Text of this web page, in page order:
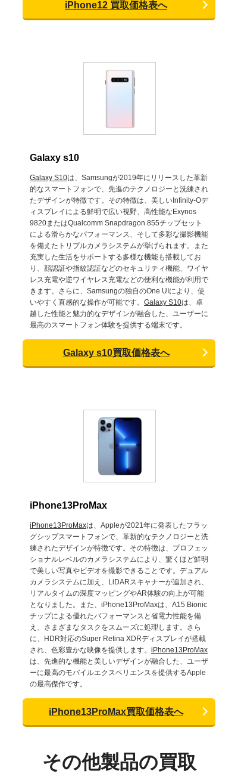
iPhone12 買取価格表へ
Galaxy s10
Galaxy S10は、Samsungが2019年にリリースした革新
的なスマートフォンで、先進のテクノロジーと洗練され
たデザインが特徴です。その特徴は、美しいInfinity-Oデ
ィスプレイによる鮮明で広い視野、高性能なExynos
9820またはQualcomm Snapdragon 855チップセット
による滑らかなパフォーマンス、そして多彩な撮影機能
を備えたトリプルカメラシステムが挙げられます。また
充実した生活をサポートする多様な機能も搭載してお
り、顔認証や指紋認証などのセキュリティ機能、ワイヤ
レス充電や逆ワイヤレス充電などの便利な機能が利用で
きます。さらに、Samsungの独自のOne UIにより、使
いやすく直感的な操作が可能です。 Galaxy S10は、卓
越した性能と魅力的なデザインが融合した、ユーザーに
最高のスマートフォン体験を提供する端末です。
Galaxy s10買取価格表へ
iPhone13ProMax
iPhone13ProMaxは、Appleが2021年に発表したフラッ
グシップスマートフォンで、革新的なテクノロジーと洗
練されたデザインが特徴です。その特徴は、プロフェッ
ショナルレベルのカメラシステムにより、驚くほど鮮明
で美しい写真やビデオを撮影できることです。デュアル
カメラシステムに加え、LiDARスキャナーが追加され、
リアルタイムの深度マッピングやAR体験の向上が可能
となりました。また、iPhone13ProMaxは、A15 Bionic
チップによる優れたパフォーマンスと省電力性能を備
え、さまざまなタスクをスムーズに処理します。さら
に、HDR対応のSuper Retina XDRディスプレイが搭載
され、色彩豊かな映像を提供します。 iPhone13ProMax
は、先進的な機能と美しいデザインが融合した、ユーザ
ーに最高のモバイルエクスペリエンスを提供するApple
の最高傑作です。
iPhone13ProMax買取価格表へ
その他製品の買取